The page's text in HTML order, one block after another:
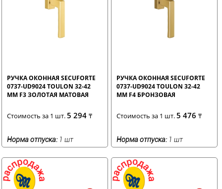
РУЧКА ОКОННАЯ SECUFORTE
0737-UD9024 TOULON 32-42
ММ F3 ЗОЛОТАЯ МАТОВАЯ
Стоимость за 1 шт.5 294 ₸
Норма отпуска: 1 шт
РУЧКА ОКОННАЯ SECUFORTE
0737-UD9024 TOULON 32-42
ММ F4 БРОНЗОВАЯ
Стоимость за 1 шт.5 476₸
Норма отпуска: 1 шт